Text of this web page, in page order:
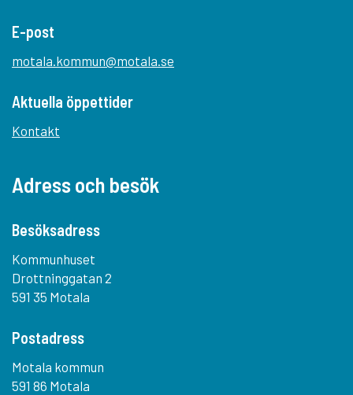
E-post
motala.kommun@motala.se
Aktuella öppettider
Kontakt
Adress och besök
Besöksadress
Kommunhuset
Drottninggatan 2
591 35 Motala
Postadress
Motala kommun
591 86 Motala